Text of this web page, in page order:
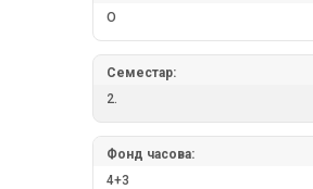
О
Семестар:
2.
Фонд часова:
4+3